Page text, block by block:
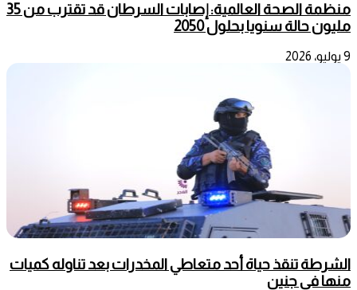
منظمة الصحة العالمية: إصابات السرطان قد تقترب من 35
مليون حالة سنويا بحلول 2050
9 يوليو، 2026
الشرطة تنقذ حياة أحد متعاطي المخدرات بعد تناوله كميات
منها في جنين